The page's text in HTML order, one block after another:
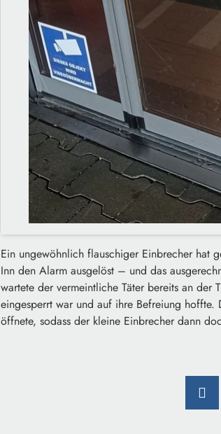
Ein ungewöhnlich flauschiger Einbrecher hat
Inn den Alarm ausgelöst – und das
wartete der vermeintliche Täter bereits an der
eingesperrt war und auf ihre Befreiung
öffnete, sodass der kleine Einbrecher dann